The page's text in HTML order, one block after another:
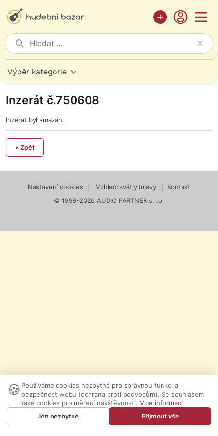
Výběr kategorie
Inzerát č.750608
Inzerát byl smazán.
« Zpět
Nastavení cookies Vzhled:světlýtmavý
Kontakt
© 1999-2026 AUDIO PARTNER s.r.o.
🍪 Používáme cookies nezbytné pro správnou funkci a
bezpečnost webu (ochrana proti podvodům). Se souhlasem
také cookies pro měření návštěvnosti. Více informací
Jen nezbytné
Přijmout vše